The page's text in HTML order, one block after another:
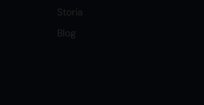
Storia
Blog